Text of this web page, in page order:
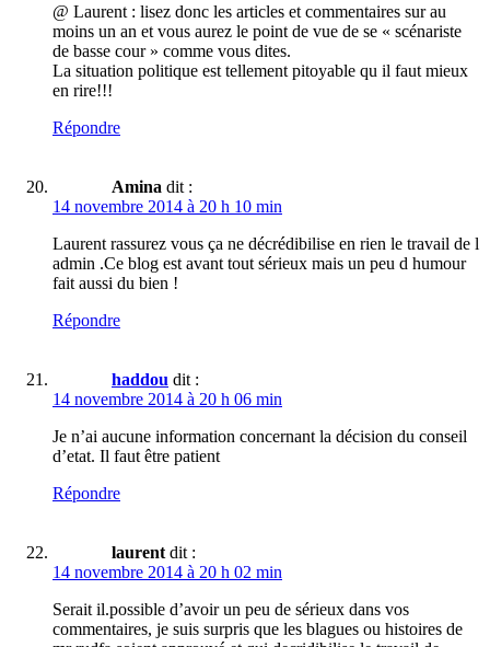
@ Laurent : lisez donc les articles et commentaires sur au
moins un an et vous aurez le point de vue de se « scénariste
de basse cour » comme vous dites.
La situation politique est tellement pitoyable qu il faut mieux
en rire!!!
Répondre
Amina dit :
14 novembre 2014 à 20 h 10 min
Laurent rassurez vous ça ne décrédibilise en rien le travail de l
admin .Ce blog est avant tout sérieux mais un peu d humour
fait aussi du bien !
Répondre
haddou dit :
14 novembre 2014 à 20 h 06 min
Je n’ai aucune information concernant la décision du conseil
d’etat. Il faut être patient
Répondre
laurent dit :
14 novembre 2014 à 20 h 02 min
Serait il.possible d’avoir un peu de sérieux dans vos
commentaires, je suis surpris que les blagues ou histoires de